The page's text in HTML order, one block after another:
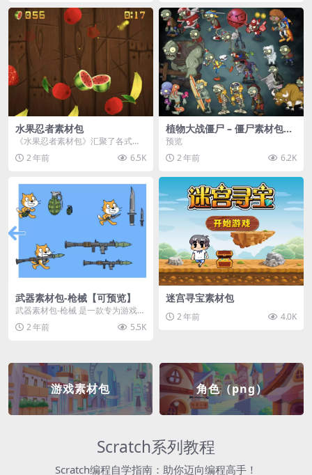
水果忍者素材包
《水果忍者素材包》汇聚了各式鲜
美诱人的水果图像与清脆悦耳的切
割音效，专为追求极致...
2 年前 6.5K
植物大战僵尸 – 僵尸素材包
【可预览】
预览
2 年前
6.2K
武器素材包-枪械【可预览】
武器素材包-枪械 是一款专为游戏开
发者和创作者设计的素材包，包含
多种高质量的枪械...
2 年前 5.5K
迷宫寻宝素材包
2 年前 4.0K
游戏素材包 角色（png）
Scratch系列教程
Scratch编程自学指南：助你迈向编程高手！